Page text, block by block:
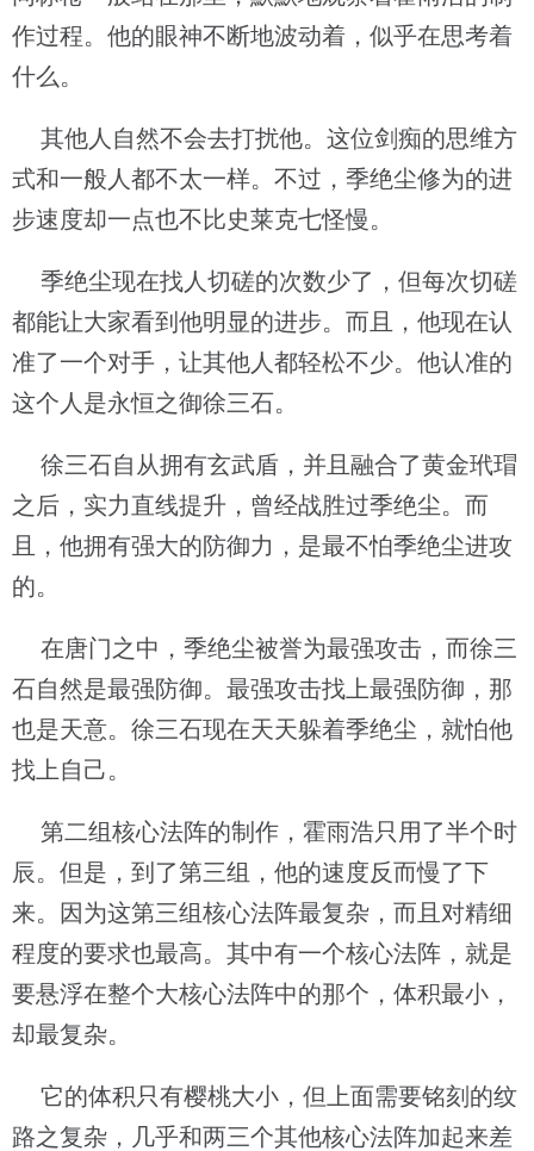
作过程。他的眼神不断地波动着，似乎在思考着
什么。
其他人自然不会去打扰他。这位剑痴的思维方
式和一般人都不太一样。不过，季绝尘修为的进
步速度却一点也不比史莱克七怪慢。
季绝尘现在找人切磋的次数少了，但每次切磋
都能让大家看到他明显的进步。而且，他现在认
准了一个对手，让其他人都轻松不少。他认准的
这个人是永恒之御徐三石。
徐三石自从拥有玄武盾，并且融合了黄金玳瑁
之后，实力直线提升，曾经战胜过季绝尘。而
且，他拥有强大的防御力，是最不怕季绝尘进攻
的。
在唐门之中，季绝尘被誉为最强攻击，而徐三
石自然是最强防御。最强攻击找上最强防御，那
也是天意。徐三石现在天天躲着季绝尘，就怕他
找上自己。
第二组核心法阵的制作，霍雨浩只用了半个时
辰。但是，到了第三组，他的速度反而慢了下
来。因为这第三组核心法阵最复杂，而且对精细
程度的要求也最高。其中有一个核心法阵，就是
要悬浮在整个大核心法阵中的那个，体积最小，
却最复杂。
它的体积只有樱桃大小，但上面需要铭刻的纹
路之复杂，几乎和两三个其他核心法阵加起来差